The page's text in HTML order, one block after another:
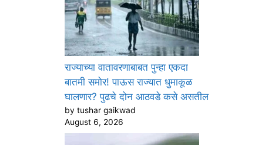
राज्याच्या वातावरणाबाबत पुन्हा एकदा
बातमी समोर! पाऊस राज्यात धुमाकूळ
घालणार? पुढचे दोन आठवडे कसे असतील
by tushar gaikwad
August 6, 2026